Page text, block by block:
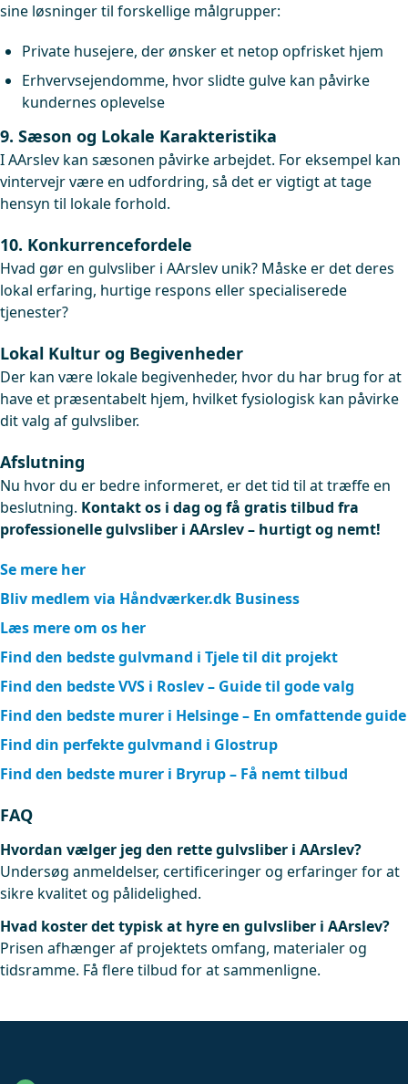
sine løsninger til forskellige målgrupper:
Private husejere, der ønsker et netop opfrisket hjem
Erhvervsejendomme, hvor slidte gulve kan påvirke
kundernes oplevelse
9. Sæson og Lokale Karakteristika
I AArslev kan sæsonen påvirke arbejdet. For eksempel kan
vintervejr være en udfordring, så det er vigtigt at tage
hensyn til lokale forhold.
10. Konkurrencefordele
Hvad gør en gulvsliber i AArslev unik? Måske er det deres
lokal erfaring, hurtige respons eller specialiserede
tjenester?
Lokal Kultur og Begivenheder
Der kan være lokale begivenheder, hvor du har brug for at
have et præsentabelt hjem, hvilket fysiologisk kan påvirke
dit valg af gulvsliber.
Afslutning
Nu hvor du er bedre informeret, er det tid til at træffe en
beslutning. Kontakt os i dag og få gratis tilbud fra
professionelle gulvsliber i AArslev – hurtigt og nemt!
Se mere her
Bliv medlem via Håndværker.dk Business
Læs mere om os her
Find den bedste gulvmand i Tjele til dit projekt
Find den bedste VVS i Roslev – Guide til gode valg
Find den bedste murer i Helsinge – En omfattende guide
Find din perfekte gulvmand i Glostrup
Find den bedste murer i Bryrup – Få nemt tilbud
FAQ
Hvordan vælger jeg den rette gulvsliber i AArslev?
Undersøg anmeldelser, certificeringer og erfaringer for at
sikre kvalitet og pålidelighed.
Hvad koster det typisk at hyre en gulvsliber i AArslev?
Prisen afhænger af projektets omfang, materialer og
tidsramme. Få flere tilbud for at sammenligne.